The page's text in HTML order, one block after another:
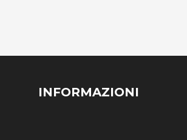
INFORMAZIONI